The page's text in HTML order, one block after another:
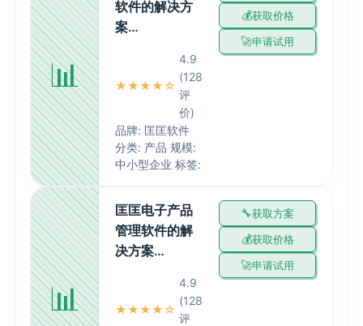
📊
软件的解决方
案…
★★★★☆
4.9
(128
评
价)
品牌: 匡匡软件
分类: 产品 规模:
中小型企业 标签:
获取价格
申请试用
📊
匡匡电子产品
管理软件的解
决方案…
★★★★☆
4.9
(128
评
获取方案
获取价格
申请试用